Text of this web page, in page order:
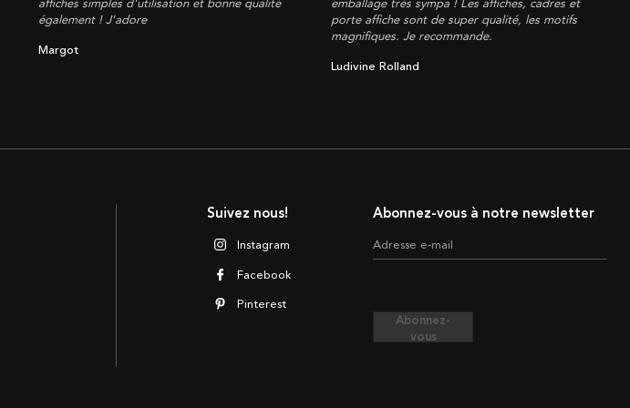
affiches simples d'utilisation et bonne qualité
également ! J'adore
Margot
emballage très sympa ! Les affiches, cadres et
porte affiche sont de super qualité, les motifs
magnifiques. Je recommande.
Ludivine Rolland
Abonnez-vous à notre newsletter
Adresse e-mail
Abonnez-
vous
Suivez nous!
Instagram
Facebook
Pinterest